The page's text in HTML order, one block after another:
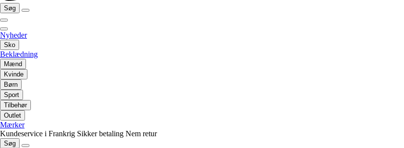
Søg
Nyheder
Sko
Beklædning
Mænd
Kvinde
Børn
Sport
Tilbehør
Outlet
Mærker
Kundeservice i Frankrig Sikker betaling Nem retur
Søg